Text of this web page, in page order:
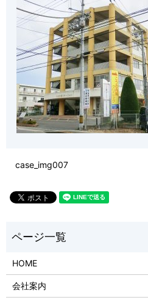
case_img007
HOME
会社案内